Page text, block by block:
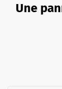
Une